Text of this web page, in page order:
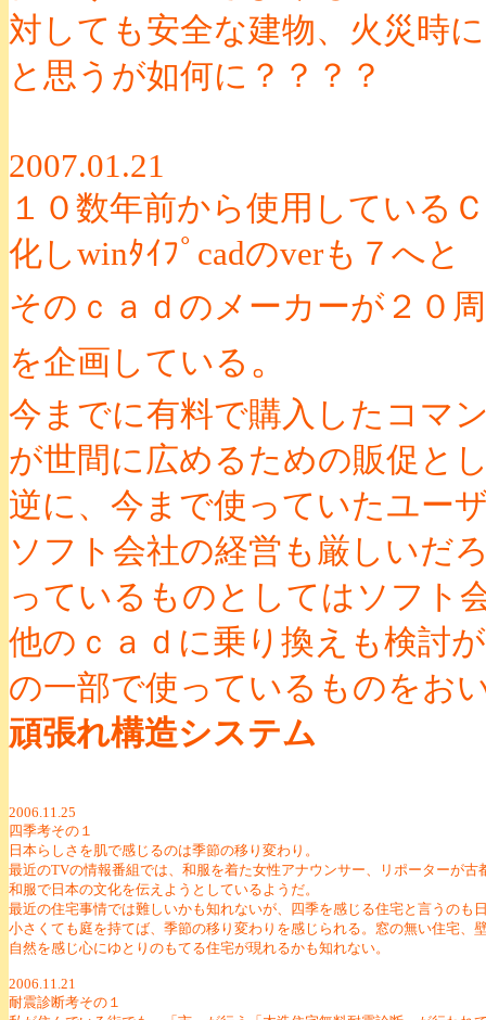
対しても安全な建物、火災時
と思うが如何に？？？？
2007.01.21
１０数年前から使用している
化しwinﾀｲﾌﾟcadのverも７へと
そのｃａｄのメーカーが２０
を企画している 。
今までに有料で購入したコマ
が世間に広めるための販促と
逆に、今まで使っていたユー
ソフト会社の経営も厳しいだ
っているものとしてはソフト
他のｃａｄに乗り換えも検討
の一部で使っているものをお
頑張れ構造システム
2006.11.25
四季考その１
日本らしさを肌で感じるのは季節の移り変わり。
最近のTVの情報番組では、和服を着た女性アナウンサー、リポーターが古
和服で日本の文化を伝えようとしているようだ。
最近の住宅事情では難しいかも知れないが、四季を感じる住宅と言うのも
小さくても庭を持てば、季節の移り変わりを感じられる。窓の無い住宅、
自然を感じ心にゆとりのもてる住宅が現れるかも知れない。
2006.11.21
耐震診断考その１